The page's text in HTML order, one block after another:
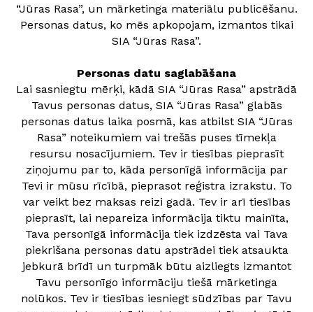
“Jūras Rasa”, un mārketinga materiālu publicēšanu.
Personas datus, ko mēs apkopojam, izmantos tikai
SIA “Jūras Rasa”.
Personas datu saglabāšana
Lai sasniegtu mērķi, kādā SIA “Jūras Rasa” apstrādā
Tavus personas datus, SIA “Jūras Rasa” glabās
personas datus laika posmā, kas atbilst SIA “Jūras
Rasa” noteikumiem vai trešās puses tīmekļa
resursu nosacījumiem. Tev ir tiesības pieprasīt
ziņojumu par to, kāda personīgā informācija par
Tevi ir mūsu rīcībā, pieprasot reģistra izrakstu. To
var veikt bez maksas reizi gadā. Tev ir arī tiesības
pieprasīt, lai nepareiza informācija tiktu mainīta,
Tava personīgā informācija tiek izdzēsta vai Tava
piekrišana personas datu apstrādei tiek atsaukta
jebkurā brīdī un turpmāk būtu aizliegts izmantot
Tavu personīgo informāciju tiešā mārketinga
nolūkos. Tev ir tiesības iesniegt sūdzības par Tavu